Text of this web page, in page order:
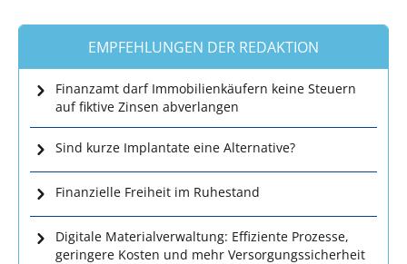
EMPFEHLUNGEN DER REDAKTION
Finanzamt darf Immobilienkäufern keine Steuern
auf fiktive Zinsen abverlangen
Sind kurze Implantate eine Alternative?
Finanzielle Freiheit im Ruhestand
Digitale Materialverwaltung: Effiziente Prozesse,
geringere Kosten und mehr Versorgungssicherheit